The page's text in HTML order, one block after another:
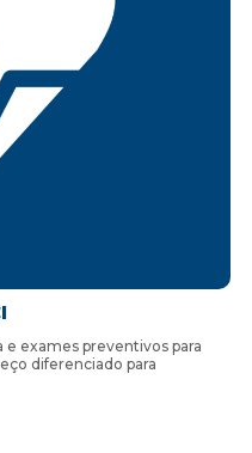
exames preventivos para
diferenciado para